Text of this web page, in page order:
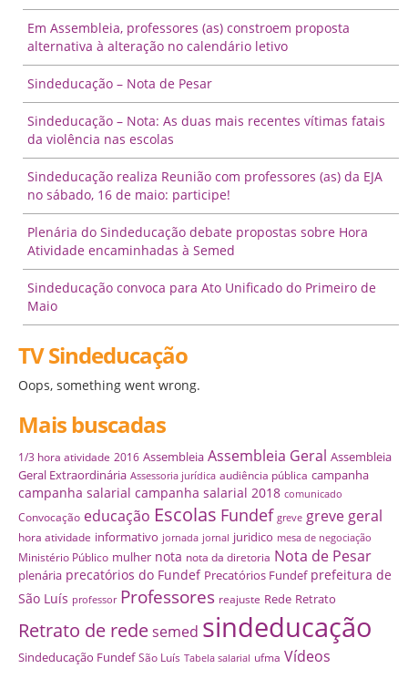
Em Assembleia, professores (as) constroem proposta
alternativa à alteração no calendário letivo
Sindeducação – Nota de Pesar
Sindeducação – Nota: As duas mais recentes vítimas fatais
da violência nas escolas
Sindeducação realiza Reunião com professores (as) da EJA
no sábado, 16 de maio: participe!
Plenária do Sindeducação debate propostas sobre Hora
Atividade encaminhadas à Semed
Sindeducação convoca para Ato Unificado do Primeiro de
Maio
TV Sindeducação
Oops, something went wrong.
Mais buscadas
1/3 hora atividade 2016 Assembleia Assembleia Geral Assembleia
Geral Extraordinária Assessoria jurídica audiência pública campanha
campanha salarial campanha salarial 2018 comunicado
Convocação educação Escolas Fundef greve greve geral
hora atividade informativo jornada jornal juridico mesa de negociação
Ministério Público mulher nota nota da diretoria Nota de Pesar
plenária precatórios do Fundef Precatórios Fundef prefeitura de
São Luís professor Professores reajuste Rede Retrato
Retrato de redesemed sindeducação
Sindeducação Fundef São Luís Tabela salarial ufma Vídeos